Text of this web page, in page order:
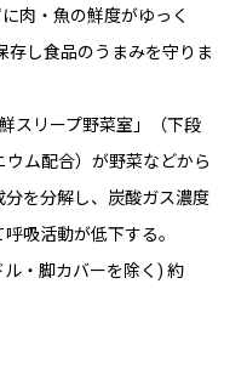
肉・魚の鮮度がゆっく
存し食品のうまみを守りま
スリープ野菜室」（下段
ム配合）が野菜などから
を分解し、炭酸ガス濃度
吸活動が低下する。
・脚カバーを除く) 約